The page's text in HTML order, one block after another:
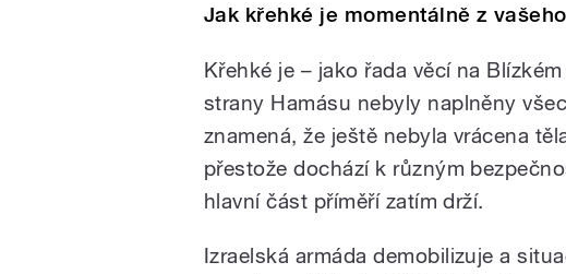
Jak křehké je momentálně z
Křehké je – jako řada věcí na
strany Hamásu nebyly naplněny
znamená, že ještě nebyla vrácena
přestože dochází k různým
hlavní část příměří zatím drží.
Izraelská armáda demobilizuje a